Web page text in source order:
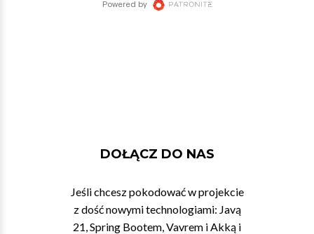
DOŁĄCZ DO NAS
Jeśli chcesz pokodować w projekcie
z dość nowymi technologiami: Javą
21, Spring Bootem, Vavrem i Akką i